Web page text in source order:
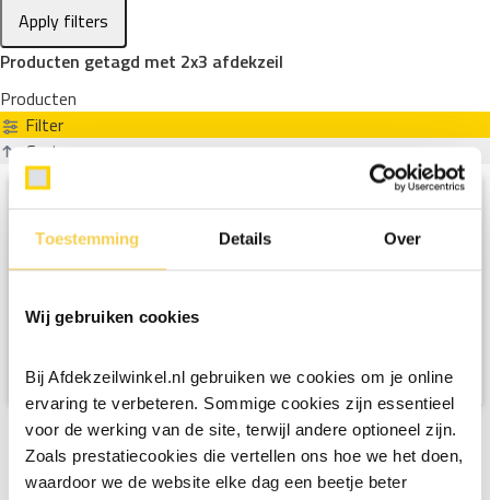
Toestemming Details Over
Wij gebruiken cookies
Bij Afdekzeilwinkel.nl gebruiken we cookies om je online
ervaring te verbeteren. Sommige cookies zijn essentieel
voor de werking van de site, terwijl andere optioneel zijn.
Zoals prestatiecookies die vertellen ons hoe we het doen,
waardoor we de website elke dag een beetje beter
Apply filters
Producten getagd met 2x3 afdekzeil
Producten
Filter
Sorteren op